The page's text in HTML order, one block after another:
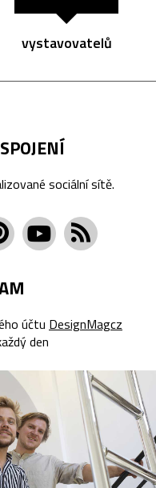
vystavovatelů
sociální sítě.
účtu DesignMagcz
den